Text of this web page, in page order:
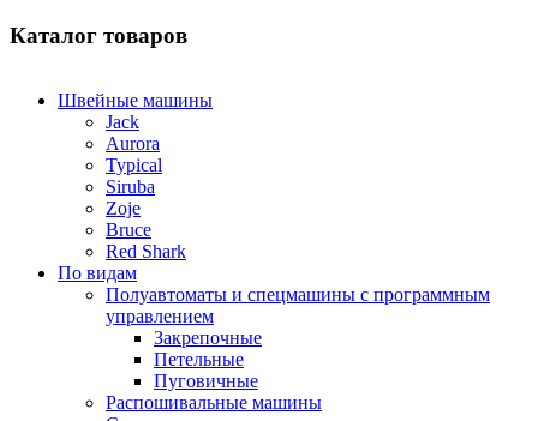
Каталог товаров
Швейные машины
Jack
Aurora
Typical
Siruba
Zoje
Bruce
Red Shark
По видам
Полуавтоматы и спецмашины с программным
управлением
Закрепочные
Петельные
Пуговичные
Распошивальные машины